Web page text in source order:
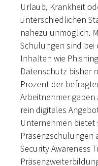
Urlaub, Krankheit
unterschiedlichen
nahezu unmöglich.
Schulungen sind
Inhalten wie
Datenschutz bisher
Prozent der
Arbeitnehmer gaben
rein digitales
Unternehmen bietet
Präsenzschulungen
Security Awareness